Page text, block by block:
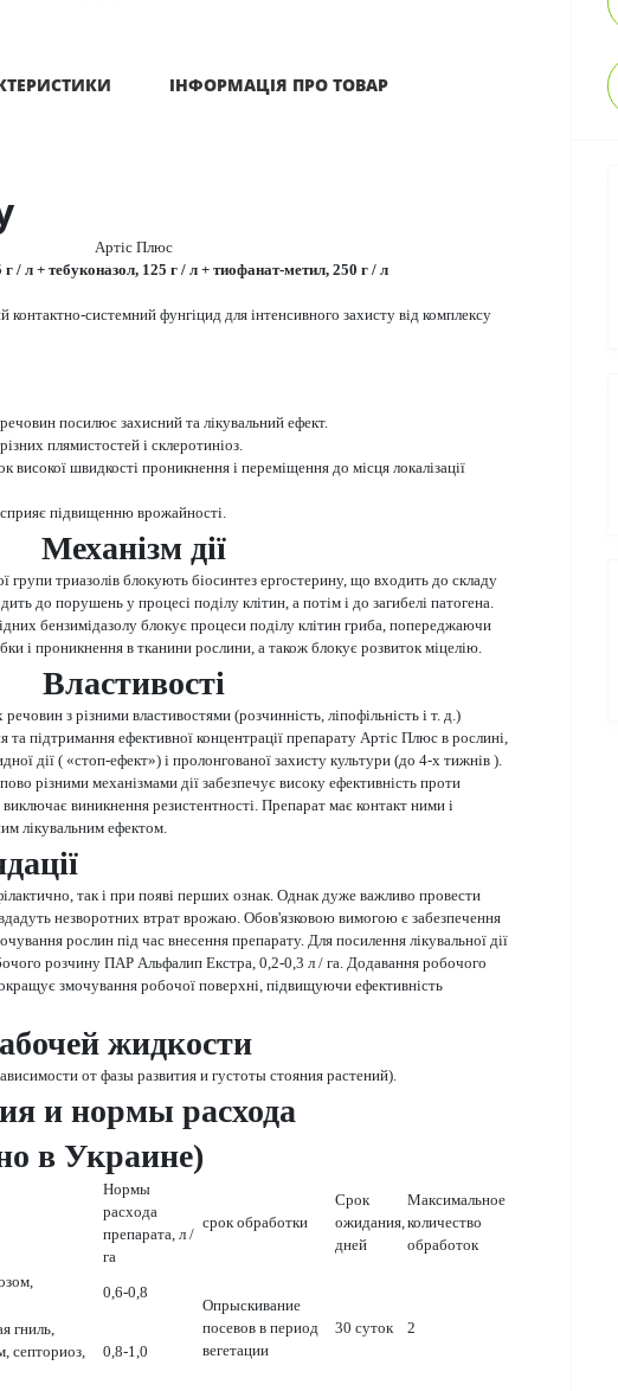
ІНФОРМАЦІЯ ПРО ТОВАР
Артіс Плюс
/ л + тебуконазол, 125 г / л + тиофанат-метил, 250 г / л
системний фунгіцид для інтенсивного захисту від комплексу
посилює захисний та лікувальний ефект.
плямистостей і склеротиніоз.
швидкості проникнення і переміщення до місця локалізації
підвищенню врожайності.
Механізм дії
групи триазолів блокують біосинтез ергостерину, що входить до складу
до порушень у процесі поділу клітин, а потім і до загибелі патогена.
бензимідазолу блокує процеси поділу клітин гриба, попереджаючи
і проникнення в тканини рослини, а також блокує розвиток міцелію.
Властивості
з різними властивостями (розчинність, ліпофільність і т. д.)
та підтримання ефективної концентрації препарату Артіс Плюс в рослині,
дії ( «стоп-ефект») і пролонгованої захисту культури (до 4-х тижнів ).
різними механізмами дії забезпечує високу ефективність проти
виникнення резистентності. Препарат має контакт ними і
лікувальним ефектом.
так і при появі перших ознак. Однак дуже важливо провести
незворотних втрат врожаю. Обов'язковою вимогою є забезпечення
рослин під час внесення препарату. Для посилення лікувальної дії
розчину ПАР Альфалип Екстра, 0,2-0,3 л / га. Додавання робочого
змочування робочої поверхні, підвищуючи ефективність
жидкости
от фазы развития и густоты стояния растений).
и нормы расхода
в Украине)
Нормы
расхода
препарата, л /
га
срок обработки
Срок
ожидания,
дней
Максимальное
количество
обработок
0,6-0,8
Опрыскивание
посевов в период
вегетации
30 суток 2
гниль,
септориоз,
0,8-1,0